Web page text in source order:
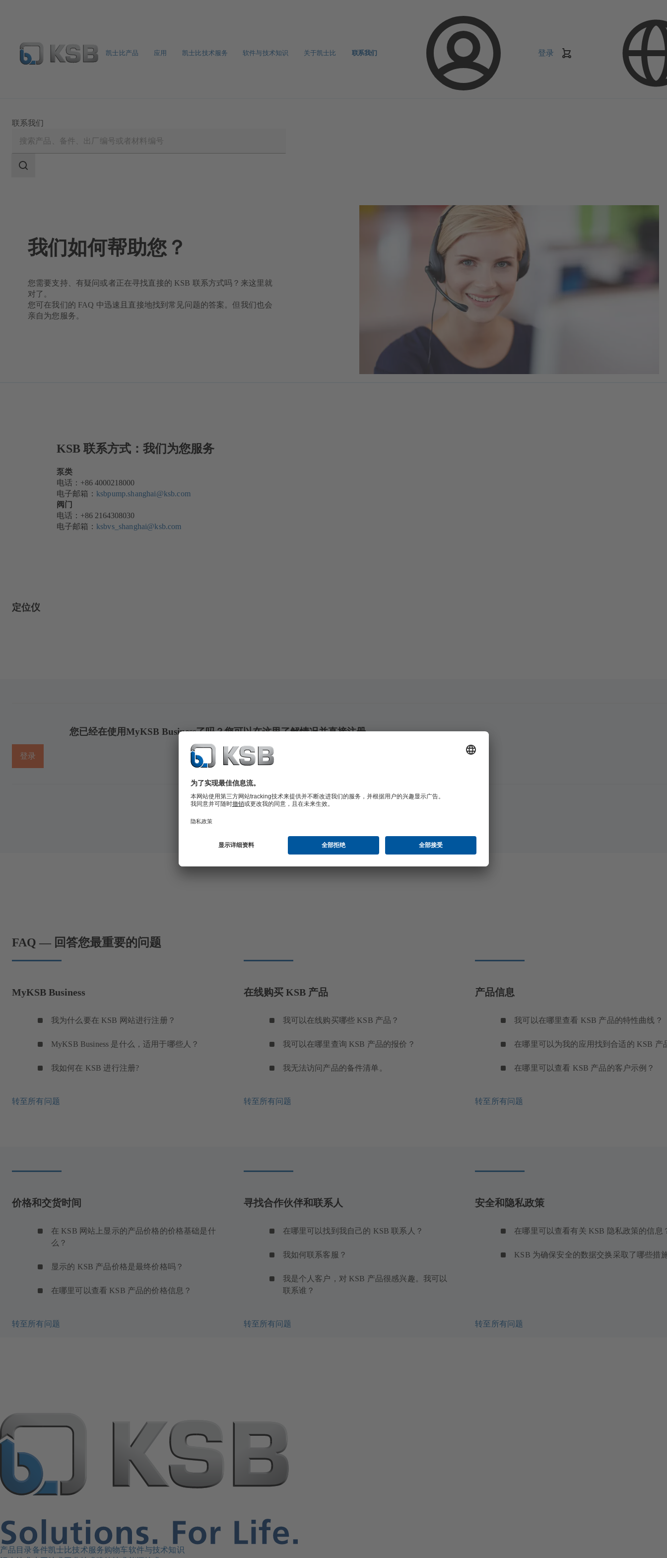
凯士比产品 应用 凯士比技术服务 软件与技术知识 关于凯士比 联系我们 登录
联系我们
搜
我们如何帮助您？
您需要支持、有疑问或者正在寻找直接的 KSB 联系方式吗？来这里就
对了。
您可在我们的 FAQ 中迅速且直接地找到常见问题的答案。但我们也会
亲自为您服务。
KSB 联系方式：我们为您服务
泵类
电话：+86 4000218000
电子邮箱： ksbpump.shanghai@ksb.com
阀门
电话：+86 2164308030
电子邮箱： ksbvs_shanghai@ksb.com
定位仪
您已经在使用MyKSB Business了吗？您可以在这里了解情况并直接注册。
登录
FAQ — 回答您最重要的问题
MyKSB Business
我为什么要在 KSB 网站进行注册？
MyKSB Business 是什么，适用于哪些人？
我如何在 KSB 进行注册?
转至所有问题
在线购买 KSB 产品
我可以在线购买哪些 KSB 产品？
我可以在哪里查询 KSB 产品的报价？
我无法访问产品的备件清单。
转至所有问题
产品信息
我可以在哪里查看 KSB 产品的特性曲线？
在哪里可以为我的应用找到合适的 KSB 产
在哪里可以查看 KSB 产品的客户示例？
转至所有问题
价格和交货时间
在 KSB 网站上显示的产品价格的价格基础是什
么？
显示的 KSB 产品价格是最终价格吗？
在哪里可以查看 KSB 产品的价格信息？
转至所有问题
寻找合作伙伴和联系人
在哪里可以找到我自己的 KSB 联系人？
我如何联系客服？
我是个人客户，对 KSB 产品很感兴趣。我可以
联系谁？
转至所有问题
安全和隐私政策
在哪里可以查看有关 KSB 隐私政策的信息
KSB 为确保安全的数据交换采取了哪些措
转至所有问题
产品目录备件凯士比技术服务购物车软件与技术知识